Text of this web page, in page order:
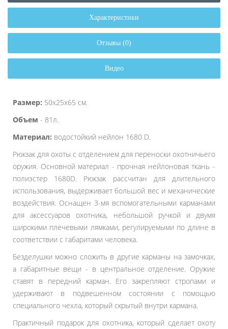
Характеристики
Отзывы (0)
Видео
Размер: 50х25х65 см.
Объем - 81л.
Материал: водостойкий нейлон 1680 D.
Рюкзак для охоты с отделением для переноски охотничьего
оружия. Основной материал - прочная нейлоновая ткань -
полиэстер 1680D. Рюкзак рассчитан для длительного
использования, выдерживает большой вес и механические
воздействия. Оснащен 3-мя вспомогательными карманами
для аксессуаров охотника, небольшой ручкой и двумя
широкими плечевыми лямками, регулируемыми по длине в
соответствии с габаритами человека.
Безделушки можно сложить в другие карманы на замочках,
а габаритные вещи - в центральное отделение. Оружие
ставят в передний карман. Его закрепляют стропами и
удерживают в подвешенном состоянии с помощью
специального чехла, который скрытый внутри кармана.
Практичный подарок для охотника, который сделает охоту